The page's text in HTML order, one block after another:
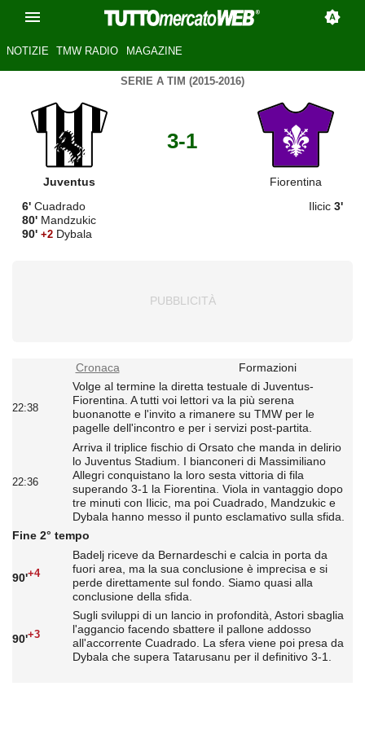
NOTIZIE TMW RADIO MAGAZINE
SERIE A TIM (2015-2016)
Juventus
3-1
Fiorentina
6' Cuadrado
80' Mandzukic
90' +2 Dybala
Ilicic 3'
Cronaca Formazioni
22:38
Volge al termine la diretta testuale di Juventus-
Fiorentina. A tutti voi lettori va la più serena
buonanotte e l'invito a rimanere su TMW per le
pagelle dell'incontro e per i servizi post-partita.
22:36
Arriva il triplice fischio di Orsato che manda in delirio
lo Juventus Stadium. I bianconeri di Massimiliano
Allegri conquistano la loro sesta vittoria di fila
superando 3-1 la Fiorentina. Viola in vantaggio dopo
tre minuti con Ilicic, ma poi Cuadrado, Mandzukic e
Dybala hanno messo il punto esclamativo sulla sfida.
Fine 2° tempo
90'+4
Badelj riceve da Bernardeschi e calcia in porta da
fuori area, ma la sua conclusione è imprecisa e si
perde direttamente sul fondo. Siamo quasi alla
conclusione della sfida.
90'+3
Sugli sviluppi di un lancio in profondità, Astori sbaglia
l'aggancio facendo sbattere il pallone addosso
all'accorrente Cuadrado. La sfera viene poi presa da
Dybala che supera Tatarusanu per il definitivo 3-1.